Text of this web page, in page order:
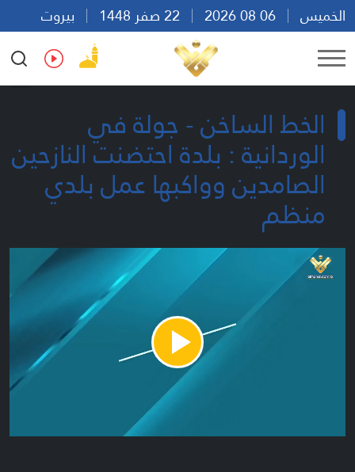
الخميس
بيروت
08:02
Ar En Fr Es
الخط الساخن - جولة في
الوردانية : بلدة احتضنت النازحين
الصامدين وواكبها عمل بلدي
منظم
Play
Video